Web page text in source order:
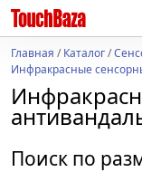
Главная /Каталог/
Инфракрасные
Поиск по